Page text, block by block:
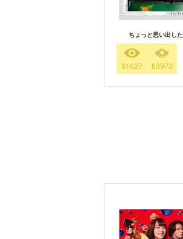
ちょっと思い出し
91627 63973